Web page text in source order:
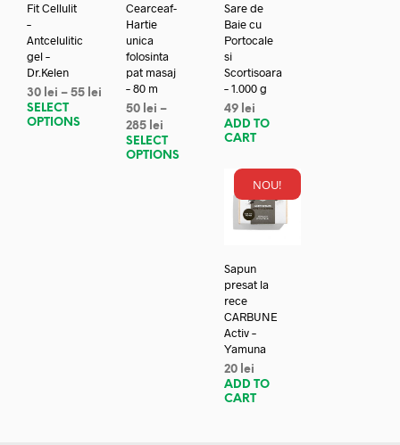
Fit Cellulit
–
Antcelulitic
gel –
Dr.Kelen
30 lei – 55 lei
SELECT
OPTIONS
Cearceaf-
Hartie
unica
folosinta
pat masaj
– 80 m
50 lei –
285 lei
SELECT
OPTIONS
Sare de
Baie cu
Portocale
si
Scortisoara
– 1.000 g
49 lei
ADD TO
CART
NOU!
Sapun
presat la
rece
CARBUNE
Activ –
Yamuna
20 lei
ADD TO
CART